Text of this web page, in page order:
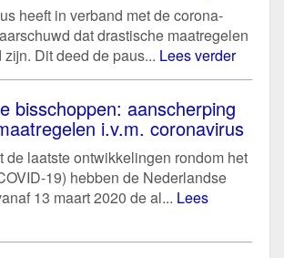
heeft in verband met de corona-
dat drastische maatregelen
Dit deed de paus... Lees verder
bisschoppen: aanscherping
i.v.m. coronavirus
de laatste ontwikkelingen rondom het
19) hebben de Nederlandse
13 maart 2020 de al... Lees